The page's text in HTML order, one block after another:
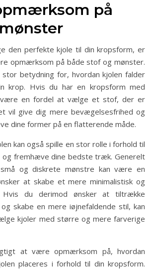
på
den perfekte kjole til din kropsform, er
opmærksom på både stof og mønster.
stor betydning for, hvordan kjolen falder
krop. Hvis du har en kropsform med
være en fordel at vælge et stof, der er
vil give dig mere bevægelsesfrihed og
dine former på en flatterende måde.
kan også spille en stor rolle i forhold til
og fremhæve dine bedste træk. Generelt
og diskrete mønstre kan være en
at skabe et mere minimalistisk og
Hvis du derimod ønsker at tiltrække
skabe en mere iøjnefaldende stil, kan
kjoler med større og mere farverige
at være opmærksom på, hvordan
placeres i forhold til din kropsform.